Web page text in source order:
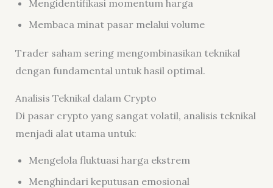
Mengidentifikasi momentum harga
Membaca minat pasar melalui volume
Trader saham sering mengombinasikan teknikal
dengan fundamental untuk hasil optimal.
Analisis Teknikal dalam Crypto
Di pasar crypto yang sangat volatil, analisis teknikal
menjadi alat utama untuk:
Mengelola fluktuasi harga ekstrem
Menghindari keputusan emosional